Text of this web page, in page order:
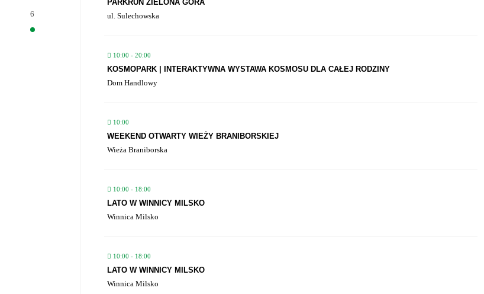
6
PARKRUN ZIELONA GÓRA
ul. Sulechowska
10:00 - 20:00
KOSMOPARK | INTERAKTYWNA WYSTAWA KOSMOSU DLA CAŁEJ RODZINY
Dom Handlowy
10:00
WEEKEND OTWARTY WIEŻY BRANIBORSKIEJ
Wieża Braniborska
10:00 - 18:00
LATO W WINNICY MILSKO
Winnica Milsko
10:00 - 18:00
LATO W WINNICY MILSKO
Winnica Milsko